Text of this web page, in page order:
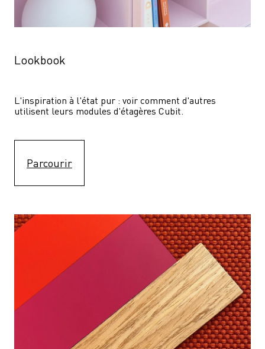
Lookbook
L'inspiration à l'état pur : voir comment d'autres
utilisent leurs modules d'étagères Cubit.
Parcourir